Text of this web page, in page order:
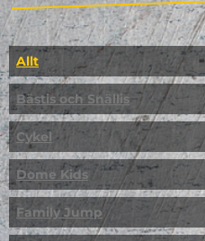
Allt
Bästis och Snällis
Cykel
Dome Kids
Family Jump